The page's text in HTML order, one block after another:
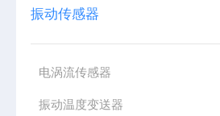
振动传感器
电涡流传感器
振动温度变送器